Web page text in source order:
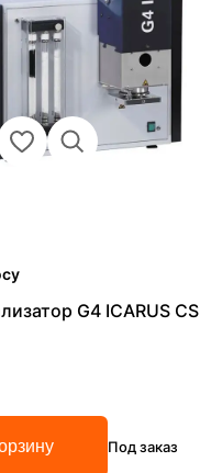
G4 ICARUS CS
5
Под заказ